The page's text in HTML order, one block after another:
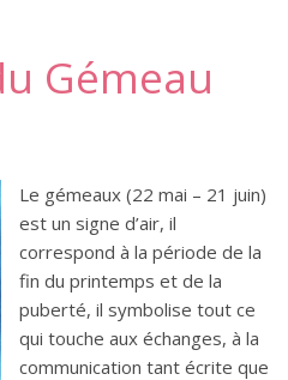
Gémeau
Le gémeaux (22 mai – 21 juin)
est un signe d’air, il
correspond à la période de la
fin du printemps et de la
puberté, il symbolise tout ce
qui touche aux échanges, à la
communication tant écrite que